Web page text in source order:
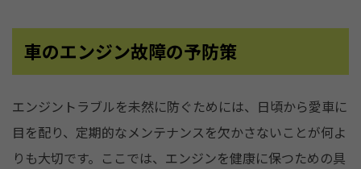
車のエンジン故障の予防策
エンジントラブルを未然に防ぐためには、日頃から愛車に
目を配り、定期的なメンテナンスを欠かさないことが何よ
りも大切です。ここでは、エンジンを健康に保つための具